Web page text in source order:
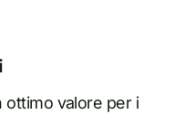
ottimo valore per i